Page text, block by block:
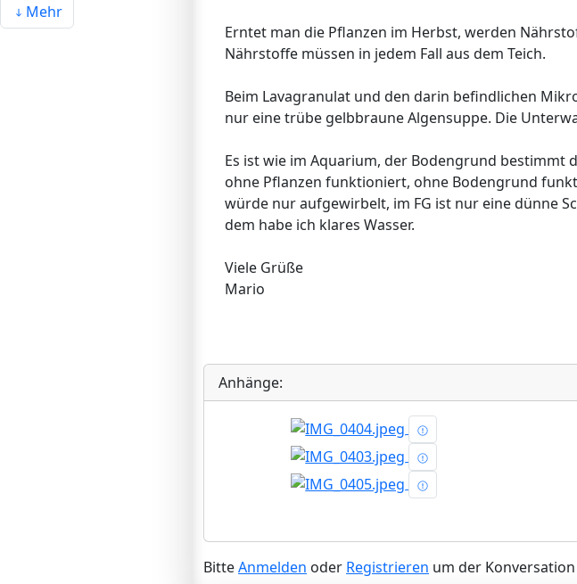
Mehr
Erntet man die Pflanzen im Herbst, werden
Nährstoffe müssen in jedem Fall aus dem Teich.
Beim Lavagranulat und den darin befindlichen
nur eine trübe gelbbraune Algensuppe. Die
Es ist wie im Aquarium, der Bodengrund bestimmt
ohne Pflanzen funktioniert, ohne Bodengrund
würde nur aufgewirbelt, im FG ist nur eine dünne
dem habe ich klares Wasser.
Viele Grüße
Mario
Anhänge:
BitteAnmelden oder Registrieren um der